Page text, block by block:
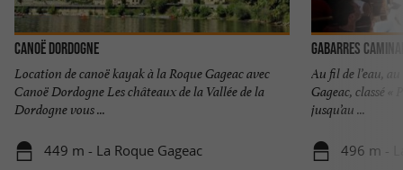
Canoë Dordogne
Location de canoë kayak à la Roque Gageac avec
Canoë Dordogne Les châteaux de la Vallée de la
Dordogne vous ...
449 m - La Roque Gageac
Gabarres
Au fil de l’eau,
Gageac, classé «
jusqu’au ...
496 m -